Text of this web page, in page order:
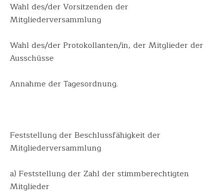
Wahl des/der Vorsitzenden der
Mitgliederversammlung
Wahl des/der Protokollanten/in, der Mitglieder der
Ausschüsse
Annahme der Tagesordnung.
Feststellung der Beschlussfähigkeit der
Mitgliederversammlung
a) Feststellung der Zahl der stimmberechtigten
Mitglieder